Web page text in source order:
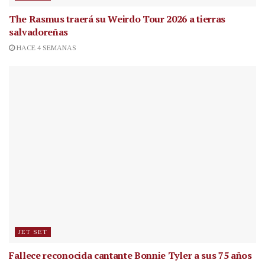
The Rasmus traerá su Weirdo Tour 2026 a tierras
salvadoreñas
HACE 4 SEMANAS
JET SET
Fallece reconocida cantanteBonnie Tyler a sus 75 años